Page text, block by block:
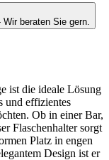
beraten Sie gern.
ist die ideale Lösung
und effizientes
Ob in einer Bar,
Flaschenhalter sorgt
Platz in engen
Design ist er